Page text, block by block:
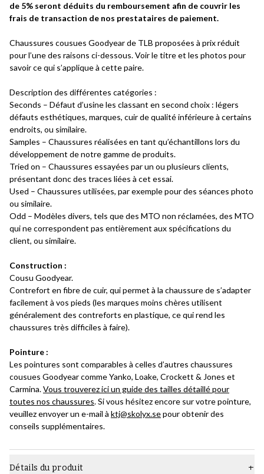
de 5% seront déduits du remboursement afin de couvrir les
frais de transaction de nos prestataires de paiement.
Chaussures cousues Goodyear de TLB proposées à prix réduit
pour l’une des raisons ci-dessous. Voir le titre et les photos pour
savoir ce qui s’applique à cette paire.
Description des différentes catégories :
Seconds – Défaut d’usine les classant en second choix : légers
défauts esthétiques, marques, cuir de qualité inférieure à certains
endroits, ou similaire.
Samples – Chaussures réalisées en tant qu’échantillons lors du
développement de notre gamme de produits.
Tried on – Chaussures essayées par un ou plusieurs clients,
présentant donc des traces liées à cet essai.
Used – Chaussures utilisées, par exemple pour des séances photo
ou similaire.
Odd – Modèles divers, tels que des MTO non réclamées, des MTO
qui ne correspondent pas entièrement aux spécifications du
client, ou similaire.
Construction :
Cousu Goodyear.
Contrefort en fibre de cuir, qui permet à la chaussure de s’adapter
facilement à vos pieds (les marques moins chères utilisent
généralement des contreforts en plastique, ce qui rend les
chaussures très difficiles à faire).
Pointure :
Les pointures sont comparables à celles d’autres chaussures
cousues Goodyear comme Yanko, Loake, Crockett & Jones et
Carmina.Vous trouverez ici un guide des tailles détaillé pour
toutes nos chaussures. Si vous hésitez encore sur votre pointure,
veuillez envoyer un e-mail à ktj@skolyx.sepour obtenir des
conseils supplémentaires.
Détails du produit